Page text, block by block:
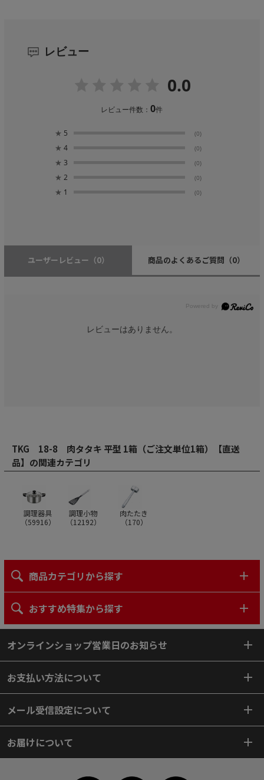
レビュー
0.0
レビュー件数：0件
★ 5 (0)
★ 4 (0)
★ 3 (0)
★ 2 (0)
★ 1 (0)
ユーザーレビュー （0） 商品のよくあるご質問 （0）
レビューはありません。
TKG 18-8 肉タタキ 平型 1箱（ご注文単位1箱）【直送
品】の関連カテゴリ
調理器具
（59916）
調理小物
（12192）
肉たたき
（170）
商品カテゴリから探す
おすすめ特集から探す
オンラインショップ営業日のお知らせ
お支払い方法について
メール受信設定について
お届けについて